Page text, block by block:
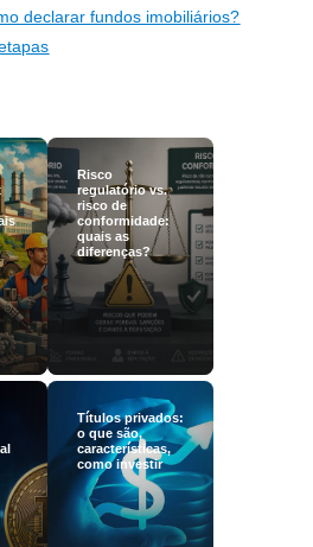
declarar fundos imobiliários?
Risco
regulatório vs.
risco de
conformidade:
quais as
diferenças?
Títulos privados:
o que são,
características,
como investir